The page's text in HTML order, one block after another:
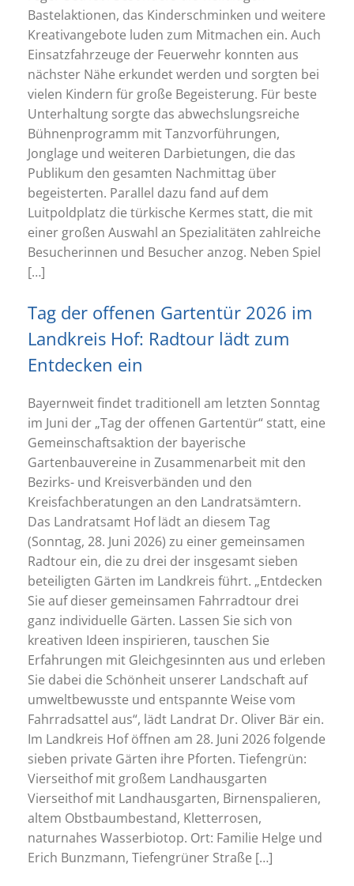
Bastelaktionen, das Kinderschminken und weitere
Kreativangebote luden zum Mitmachen ein. Auch
Einsatzfahrzeuge der Feuerwehr konnten aus
nächster Nähe erkundet werden und sorgten bei
vielen Kindern für große Begeisterung. Für beste
Unterhaltung sorgte das abwechslungsreiche
Bühnenprogramm mit Tanzvorführungen,
Jonglage und weiteren Darbietungen, die das
Publikum den gesamten Nachmittag über
begeisterten. Parallel dazu fand auf dem
Luitpoldplatz die türkische Kermes statt, die mit
einer großen Auswahl an Spezialitäten zahlreiche
Besucherinnen und Besucher anzog. Neben Spiel
[…]
Tag der offenen Gartentür 2026 im
Landkreis Hof: Radtour lädt zum
Entdecken ein
Bayernweit findet traditionell am letzten Sonntag
im Juni der „Tag der offenen Gartentür“ statt, eine
Gemeinschaftsaktion der bayerische
Gartenbauvereine in Zusammenarbeit mit den
Bezirks- und Kreisverbänden und den
Kreisfachberatungen an den Landratsämtern.
Das Landratsamt Hof lädt an diesem Tag
(Sonntag, 28. Juni 2026) zu einer gemeinsamen
Radtour ein, die zu drei der insgesamt sieben
beteiligten Gärten im Landkreis führt. „Entdecken
Sie auf dieser gemeinsamen Fahrradtour drei
ganz individuelle Gärten. Lassen Sie sich von
kreativen Ideen inspirieren, tauschen Sie
Erfahrungen mit Gleichgesinnten aus und erleben
Sie dabei die Schönheit unserer Landschaft auf
umweltbewusste und entspannte Weise vom
Fahrradsattel aus“, lädt Landrat Dr. Oliver Bär ein.
Im Landkreis Hof öffnen am 28. Juni 2026 folgende
sieben private Gärten ihre Pforten. Tiefengrün:
Vierseithof mit großem Landhausgarten
Vierseithof mit Landhausgarten, Birnenspalieren,
altem Obstbaumbestand, Kletterrosen,
naturnahes Wasserbiotop. Ort: Familie Helge und
Erich Bunzmann, Tiefengrüner Straße […]